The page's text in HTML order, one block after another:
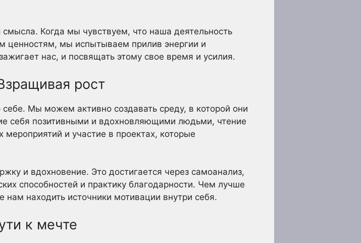
Когда мы чувствуем, что наша деятельность
ценностям, мы испытываем прилив энергии и
нас, и посвящать этому свое время и усилия.
рост
Мы можем активно создавать среду, в которой они
себя позитивными и вдохновляющими людьми, чтение
и участие в проектах, которые
и вдохновение. Это достигается через самоанализ,
способностей и практику благодарности. Чем лучше
находить источники мотивации внутри себя.
к мечте